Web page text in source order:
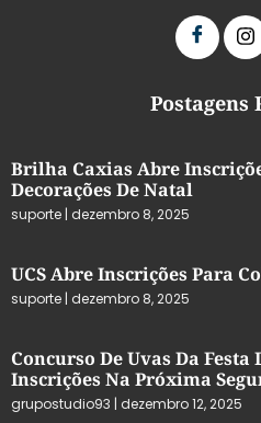
Postagens
Brilha Caxias Abre
Decorações De Natal
suporte dezembro 8, 2025
UCS Abre Inscrições Para
suporte dezembro 8, 2025
Concurso De Uvas Da Festa
Inscrições Na Próxima
grupostudio93 dezembro 12, 2025